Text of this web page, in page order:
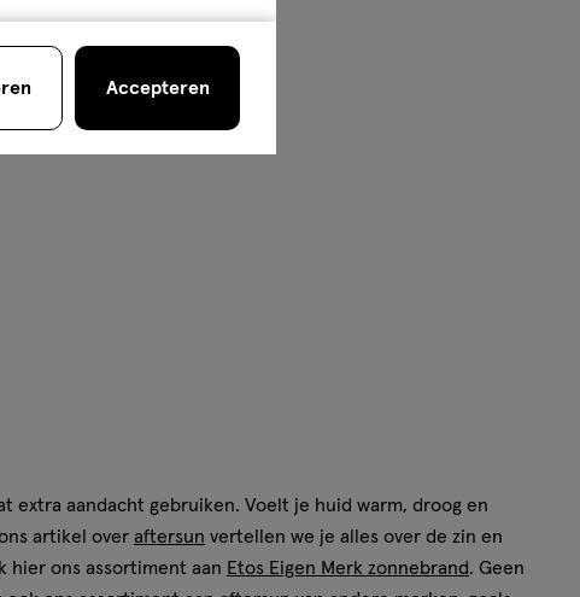
extra aandacht gebruiken. Voelt je huid warm, droog en
artikel over aftersun vertellen we je alles over de zin en
hier ons assortiment aan Etos Eigen Merk zonnebrand. Geen
Accepteren